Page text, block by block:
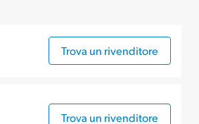
SmartView 4K G3Trova un rivenditore
Trova un rivenditore